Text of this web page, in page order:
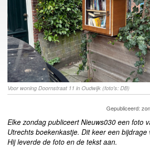
Voor woning Doornstraat 11 in Oudwijk (foto's: DB)
Gepubliceerd:
Elke zondag publiceert Nieuws030 een foto
Utrechts boekenkastje. Dit keer een bijdrage
Hij leverde de foto en de tekst aan.